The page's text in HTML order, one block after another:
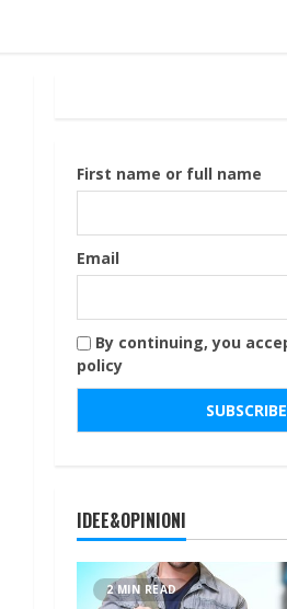
First name or full name
Email
By continuing, you
policy
IDEE&OPINIONI
2 MIN READ